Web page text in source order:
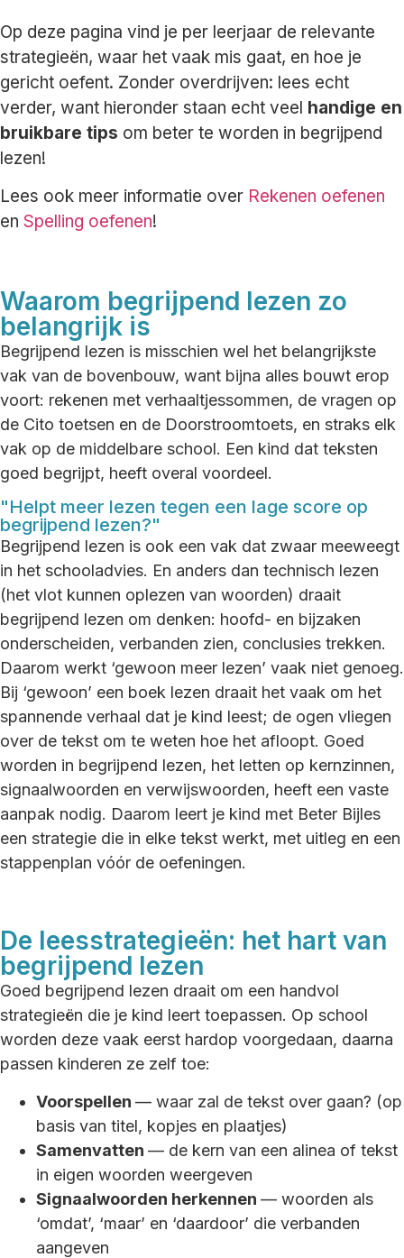
Op deze pagina vind je per leerjaar de relevante
strategieën, waar het vaak mis gaat, en hoe je
gericht oefent. Zonder overdrijven: lees echt
verder, want hieronder staan echt veel handige en
bruikbare tips om beter te worden in begrijpend
lezen!
Lees ook meer informatie over Rekenen oefenen
en Spelling oefenen!
Waarom begrijpend lezen zo
belangrijk is
Begrijpend lezen is misschien wel het belangrijkste
vak van de bovenbouw, want bijna alles bouwt erop
voort: rekenen met verhaaltjessommen, de vragen op
de Cito toetsen en de Doorstroomtoets, en straks elk
vak op de middelbare school. Een kind dat teksten
goed begrijpt, heeft overal voordeel.
"Helpt meer lezen tegen een lage score op
begrijpend lezen?"
Begrijpend lezen is ook een vak dat zwaar meeweegt
in het schooladvies. En anders dan technisch lezen
(het vlot kunnen oplezen van woorden) draait
begrijpend lezen om denken: hoofd- en bijzaken
onderscheiden, verbanden zien, conclusies trekken.
Daarom werkt ‘gewoon meer lezen’ vaak niet genoeg.
Bij ‘gewoon’ een boek lezen draait het vaak om het
spannende verhaal dat je kind leest; de ogen vliegen
over de tekst om te weten hoe het afloopt. Goed
worden in begrijpend lezen, het letten op kernzinnen,
signaalwoorden en verwijswoorden, heeft een vaste
aanpak nodig. Daarom leert je kind met Beter Bijles
een strategie die in elke tekst werkt, met uitleg en een
stappenplan vóór de oefeningen.
De leesstrategieën: het hart van
begrijpend lezen
Goed begrijpend lezen draait om een handvol
strategieën die je kind leert toepassen. Op school
worden deze vaak eerst hardop voorgedaan, daarna
passen kinderen ze zelf toe:
Voorspellen — waar zal de tekst over gaan? (op
basis van titel, kopjes en plaatjes)
Samenvatten — de kern van een alinea of tekst
in eigen woorden weergeven
Signaalwoorden herkennen — woorden als
‘omdat’, ‘maar’ en ‘daardoor’ die verbanden
aangeven